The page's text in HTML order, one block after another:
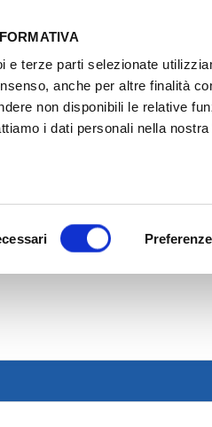
e terze parti selezionate
anche per altre finalità
non disponibili le relative
i dati personali nella nostra
Preferenze